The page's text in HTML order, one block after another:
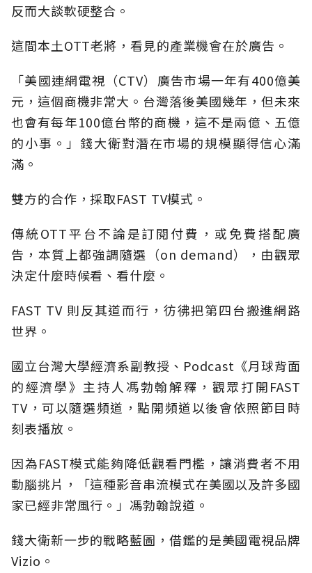
反而大談軟硬整合。
這間本土OTT老將，看見的產業機會在於廣告。
「美國連網電視（CTV）廣告市場一年有400億美
元，這個商機非常大。台灣落後美國幾年，但未來
也會有每年100億台幣的商機，這不是兩億、五億
的小事。」錢大衛對潛在市場的規模顯得信心滿
滿。
雙方的合作，採取FAST TV模式。
傳統OTT平台不論是訂閱付費，或免費搭配廣
告，本質上都強調隨選（on demand），由觀眾
決定什麼時候看、看什麼。
FAST TV 則反其道而行，彷彿把第四台搬進網路
世界。
國立台灣大學經濟系副教授、Podcast《月球背面
的經濟學》主持人馮勃翰解釋，觀眾打開FAST
TV，可以隨選頻道，點開頻道以後會依照節目時
刻表播放。
因為FAST模式能夠降低觀看門檻，讓消費者不用
動腦挑片，「這種影音串流模式在美國以及許多國
家已經非常風行。」馮勃翰說道。
錢大衛新一步的戰略藍圖，借鑑的是美國電視品牌
Vizio。